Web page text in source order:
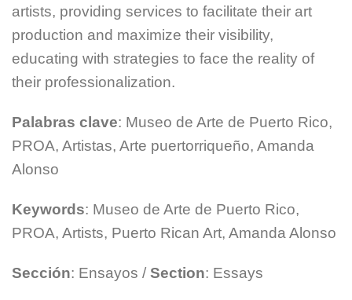
artists, providing services to facilitate their art
production and maximize their visibility,
educating with strategies to face the reality of
their professionalization.
Palabras clave: Museo de Arte de Puerto Rico,
PROA, Artistas, Arte puertorriqueño, Amanda
Alonso
Keywords: Museo de Arte de Puerto Rico,
PROA, Artists, Puerto Rican Art, Amanda Alonso
Sección: Ensayos / Section: Essays